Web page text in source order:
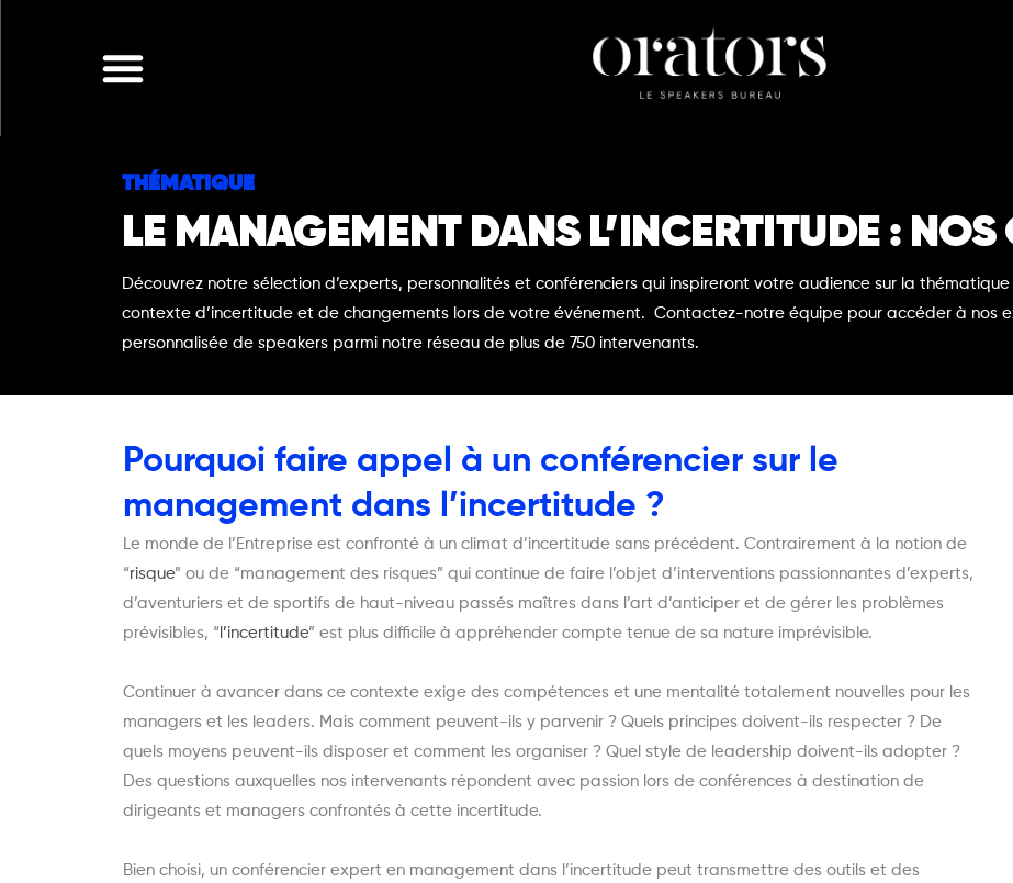
THÉMATIQUE
LE MANAGEMENT DANS L’INCERTITUDE :
Découvrez notre sélection d’experts, personnalités et conférenciers qui inspireront votre audience sur la
contexte d’incertitude et de changements lors de votre événement. Contactez-notre équipe pour accéder à nos
personnalisée de speakers parmi notre réseau de plus de 750 intervenants.
Pourquoi faire appel à un conférencier sur le
management dans l’incertitude ?
Le monde de l’Entreprise est confronté à un climat d’incertitude sans précédent. Contrairement à la notion de
“risque” ou de “management des risques” qui continue de faire l’objet d’interventions passionnantes d’experts,
d’aventuriers et de sportifs de haut-niveau passés maîtres dans l’art d’anticiper et de gérer les problèmes
prévisibles, “ l’incertitude” est plus difficile à appréhender compte tenue de sa nature imprévisible.
Continuer à avancer dans ce contexte exige des compétences et une mentalité totalement nouvelles pour les
managers et les leaders. Mais comment peuvent-ils y parvenir ? Quels principes doivent-ils respecter ? De
quels moyens peuvent-ils disposer et comment les organiser ? Quel style de leadership doivent-ils adopter ?
Des questions auxquelles nos intervenants répondent avec passion lors de conférences à destination de
dirigeants et managers confrontés à cette incertitude.
Bien choisi, un conférencier expert en management dans l’incertitude peut transmettre des outils et des